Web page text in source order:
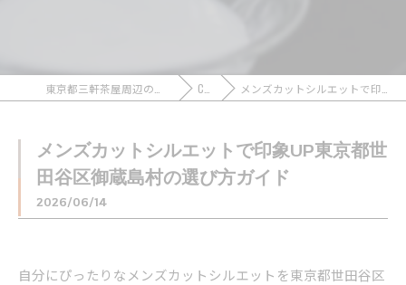
COLUMN メンズカットシルエットで印象UP東京都世田谷区御蔵島村の選び方ガイド
メンズカットシルエットで印象UP東京都世
田谷区御蔵島村の選び方ガイド
2026/06/14
自分にぴったりなメンズカットシルエットを東京都世田谷区